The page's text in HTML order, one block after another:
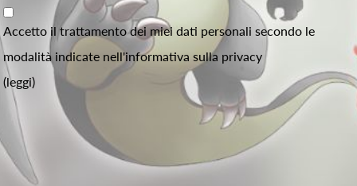
Accetto il trattamento dei miei dati personali secondo le
modalità indicate nell'informativa sulla privacy
(leggi)